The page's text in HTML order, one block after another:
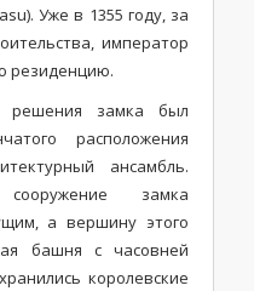
Уже в 1355 году, за
император
резиденцию.
решения замка был
расположения
ансамбль.
замка
а вершину этого
башня с часовней
королевские